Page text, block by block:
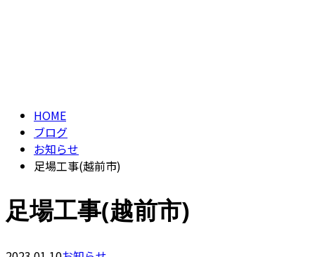
HOME
ブログ
お知らせ
足場工事(越前市)
足場工事(越前市)